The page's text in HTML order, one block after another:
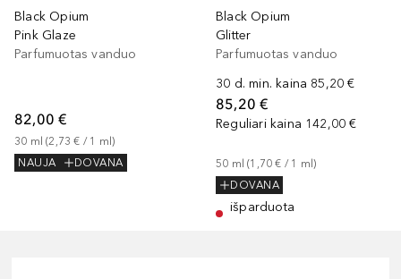
Black Opium
Pink Glaze
Parfumuotas vanduo
82,00 €
30 ml (2,73 € / 1 ml)
NAUJA
DOVANA
Black Opium
Glitter
Parfumuotas vanduo
30 d. min. kaina 85,20 €
85,20 €
Reguliari kaina 142,00 €
50 ml (1,70 € / 1 ml)
DOVANA
išparduota